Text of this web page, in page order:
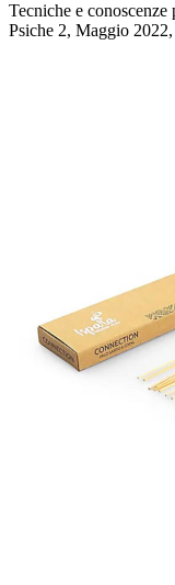
Tecniche e conoscenze
Psiche 2, Maggio